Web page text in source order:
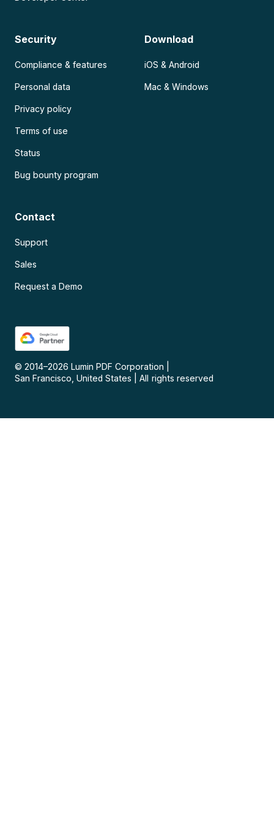
Security
Compliance & features
Personal data
Privacy policy
Terms of use
Status
Bug bounty program
Download
iOS & Android
Mac & Windows
Contact
Support
Sales
Request a Demo
© 2014–2026 Lumin PDF Corporation
San Francisco, United States
All rights reserved